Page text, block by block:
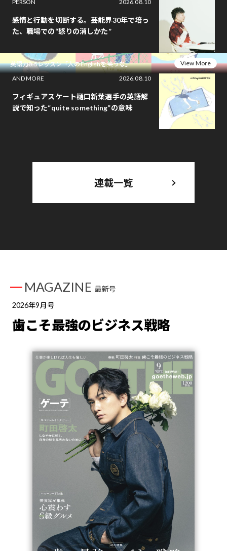
PERSON 2026.08.10
感情と行動を切断する。芸能界30年で培っ
た、職場での“怒りの消しかた”
英語力0.5レッスン「人のEnglishを笑うな」
View More
AND MORE
2026.08.10
フィギュアスケート樋口新葉選手の英語解
説で知った“quite something”の意味
連載一覧
MAGAZINE 最新号
2026年9月号
歯こそ最強のビジネス戦略